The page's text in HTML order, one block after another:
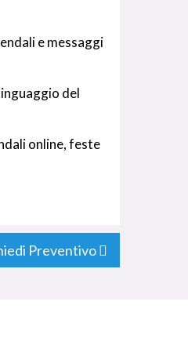
e messaggi
del
online, feste
Preventivo